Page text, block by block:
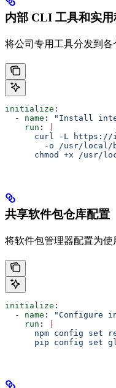
内部 CLI 工具和实用
将公司专用工具分发到各
initialize :
  -
name :
"Install
    run
:
curl -L
-o /usr/local/
chmod +x /usr/
共享软件包仓库配置
将软件包管理器配置为使
initialize :
  -
name :
"Configure
    run
:
npm config set
pip config set